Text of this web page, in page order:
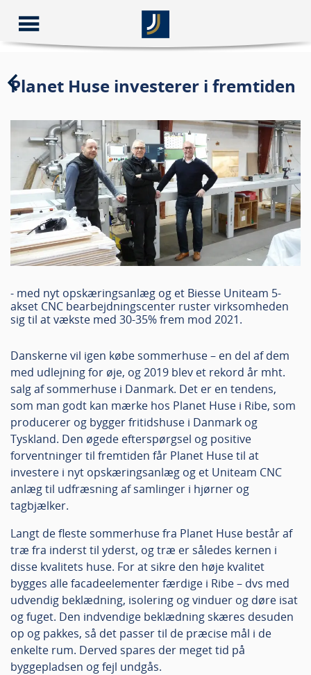
Planet Huse investerer i fremtiden
- med nyt opskæringsanlæg og et Biesse Uniteam 5-
akset CNC bearbejdningscenter ruster virksomheden
sig til at vækste med 30-35% frem mod 2021.
Danskerne vil igen købe sommerhuse – en del af dem
med udlejning for øje, og 2019 blev et rekord år mht.
salg af sommerhuse i Danmark. Det er en tendens,
som man godt kan mærke hos Planet Huse i Ribe, som
producerer og bygger fritidshuse i Danmark og
Tyskland. Den øgede efterspørgsel og positive
forventninger til fremtiden får Planet Huse til at
investere i nyt opskæringsanlæg og et Uniteam CNC
anlæg til udfræsning af samlinger i hjørner og
tagbjælker.
Langt de fleste sommerhuse fra Planet Huse består af
træ fra inderst til yderst, og træ er således kernen i
disse kvalitets huse. For at sikre den høje kvalitet
bygges alle facadeelementer færdige i Ribe – dvs med
udvendig beklædning, isolering og vinduer og døre isat
og fuget. Den indvendige beklædning skæres desuden
op og pakkes, så det passer til de præcise mål i de
enkelte rum. Derved spares der meget tid på
byggepladsen og fejl undgås.